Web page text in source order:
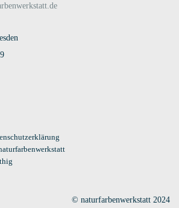
© naturfarbenwerkstatt 2024